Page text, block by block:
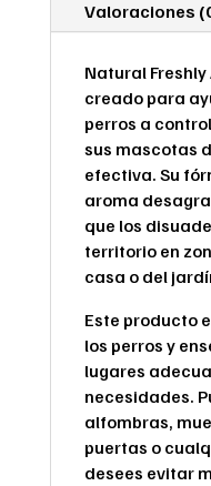
Valoraciones
Natural Freshly
creado para
perros a
sus mascotas
efectiva. Su
aroma
que los
territorio en
casa o del
Este producto
los perros y
lugares
necesidades.
alfombras,
puertas o
desees evitar